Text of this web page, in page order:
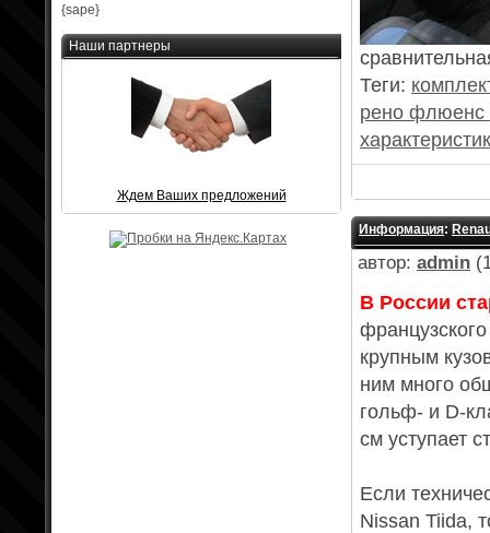
Теги:
рено
Информация:
автор: admin
В России
крупным
ним много
гольф- и D-
см уступает
Если
Nissan Tiida,
{sape}
Наши партнеры
Ждем Ваших предложений